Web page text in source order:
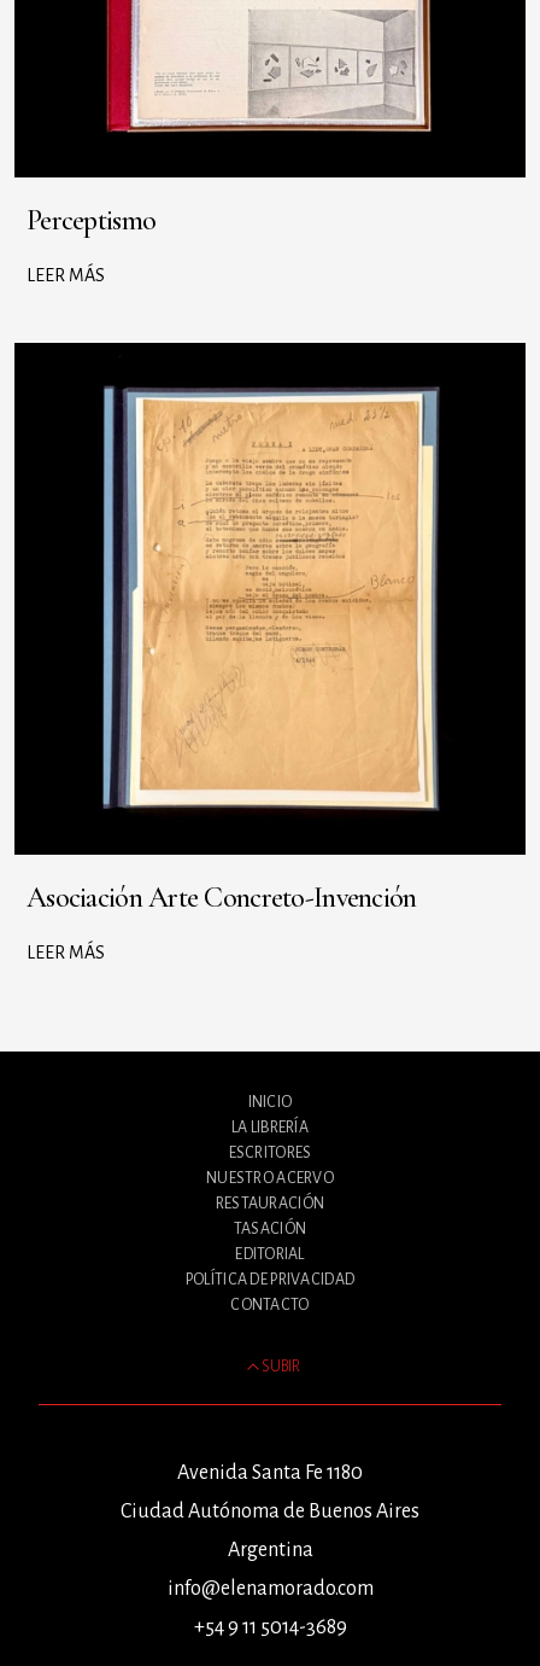
Perceptismo
LEER MÁS
Asociación Arte Concreto-Invención
LEER MÁS
INICIO
LA LIBRERÍA
ESCRITORES
NUESTRO ACERVO
RESTAURACIÓN
TASACIÓN
EDITORIAL
POLÍTICA DE PRIVACIDAD
CONTACTO
SUBIR
Avenida Santa Fe 1180
Ciudad Autónoma de Buenos Aires
Argentina
info@elenamorado.com
+54 9 11 5014-3689